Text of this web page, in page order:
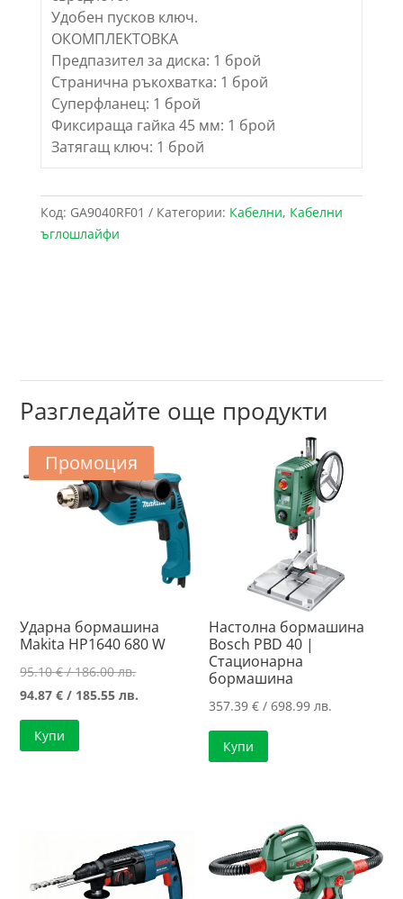
Удобен пусков ключ.
ОКОМПЛЕКТОВКА
Предпазител за диска: 1 брой
Странична ръкохватка: 1 брой
Суперфланец: 1 брой
Фиксираща гайка 45 мм: 1 брой
Затягащ ключ: 1 брой
Код: GA9040RF01 Категории: Кабелни, Кабелни
ъглошлайфи
Разгледайте още продукти
Промоция
Ударна бормашина
Makita HP1640 680 W
95.10€/ 186.00 лв.Original
price
94.87€ / 185.55 лв.
Купи
Настолна бормашина
Bosch PBD 40 |
Стационарна
бормашина
357.39€ / 698.99 лв.
Купи